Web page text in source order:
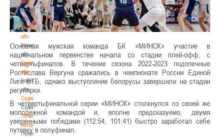
Витебская
обл
Могилевская
обл
Могилевская
обл
Гомельская
обл
Гомельская
обл
Судейство
Судейство
Полезные
материалы
Полезные
Основная мужская команда БК «МИНСК» участие в
национальном первенстве начала со стадии плей-офф, с
четвертьфиналов. В течение сезона 2022-2023 подопечные
Ростислава Вергуна сражались в чемпионате России Единой
Лиги ВТБ, однако выступление белорусы завершили на стадии
регулярки.
В четвертьфинальной серии «МИНСК» столкнулся со своей же
молодежной командой и, вполне предсказуемо, двумя
уверенными победами (112:54, 101:41) быстро заработал себе
путевку в полуфинал.